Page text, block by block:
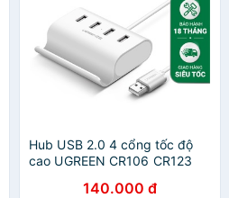
Hub USB 2.0 4 cổng tốc độ
cao UGREEN CR106 CR123
140.000 đ